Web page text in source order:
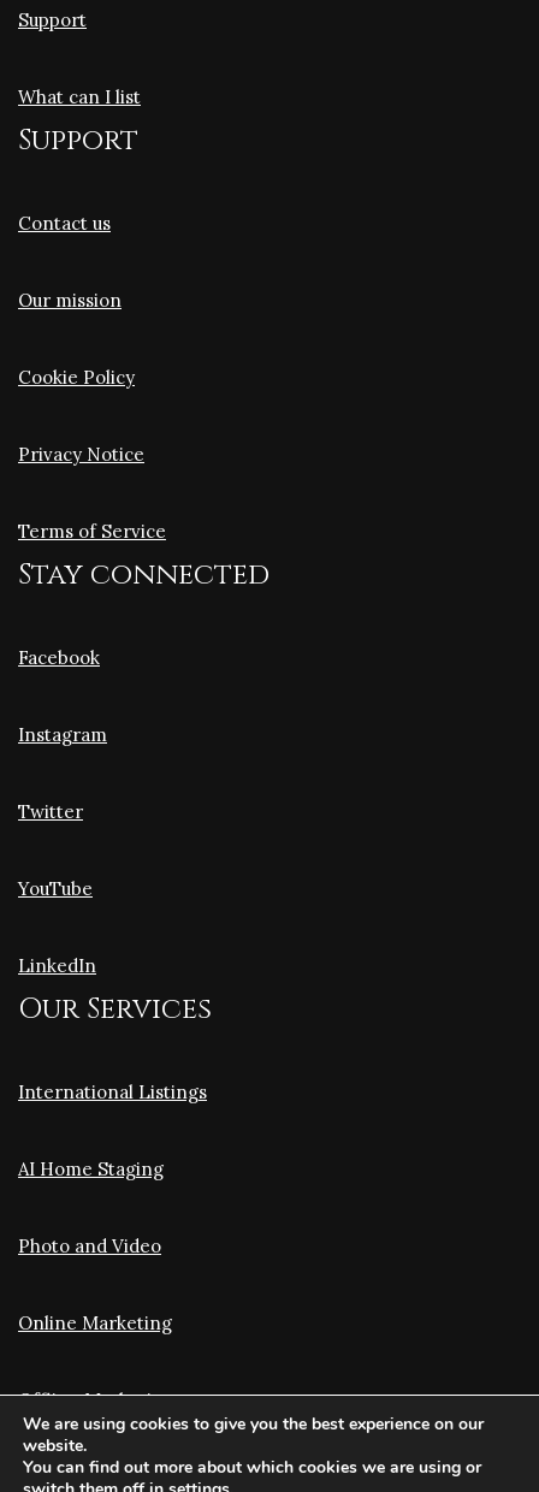
Support
What can I list
Support
Contact us
Our mission
Cookie Policy
Privacy Notice
Terms of Service
Stay connected
Facebook
Instagram
Twitter
YouTube
LinkedIn
Our Services
International Listings
AI Home Staging
Photo and Video
Online Marketing
Offline Marketing
Translation and Optimization
We are using cookies to give you the best experience on our
website.
You can find out more about which cookies we are using or